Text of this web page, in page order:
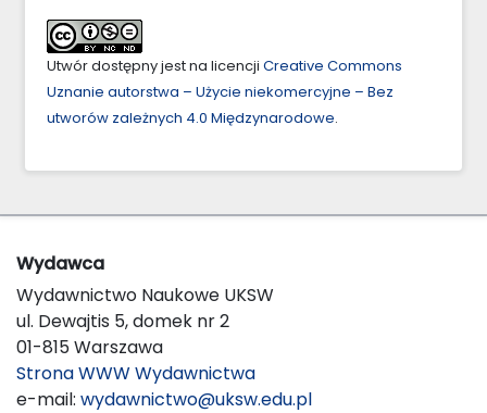
Utwór dostępny jest na licencji Creative Commons
Uznanie autorstwa – Użycie niekomercyjne – Bez
utworów zależnych 4.0 Międzynarodowe.
Wydawca
Wydawnictwo Naukowe UKSW
ul. Dewajtis 5, domek nr 2
01-815 Warszawa
Strona WWW Wydawnictwa
e-mail: wydawnictwo@uksw.edu.pl